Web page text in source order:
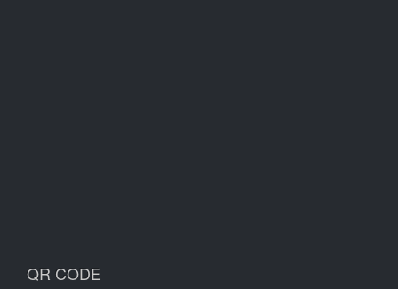
QR CODE